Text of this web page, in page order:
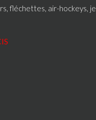
fléchettes, air-hockeys,